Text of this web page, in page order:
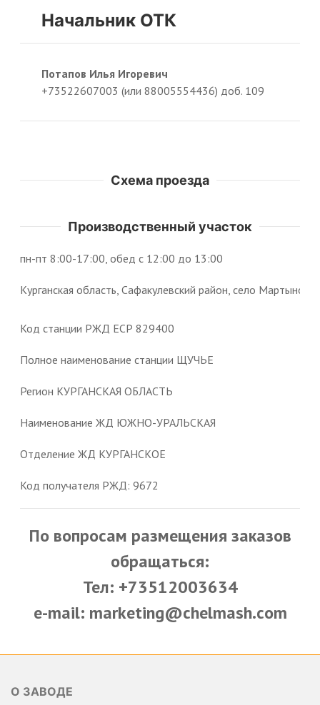
Начальник ОТК
Потапов Илья Игоревич
+73522607003 (или 88005554436) доб. 109
Схема проезда
Производственный участок
пн-пт 8:00-17:00, обед с 12:00 до 13:00
Курганская область, Сафакулевский район, село
Код станции РЖД ЕСР 829400
Полное наименование станции ЩУЧЬЕ
Регион КУРГАНСКАЯ ОБЛАСТЬ
Наименование ЖД ЮЖНО-УРАЛЬСКАЯ
Отделение ЖД КУРГАНСКОЕ
Код получателя РЖД: 9672
По вопросам размещения заказов
обращаться:
Тел: +73512003634
e-mail: marketing@chelmash.com
О ЗАВОДЕ